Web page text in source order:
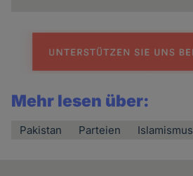
Mehr lesen über:
Pakistan Parteien Islamismus